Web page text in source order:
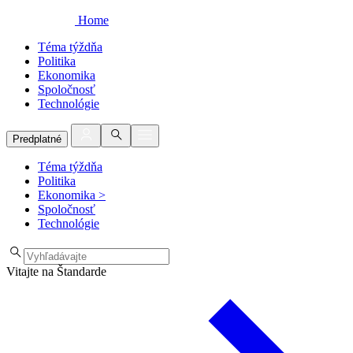
Home
Téma týždňa
Politika
Ekonomika
Spoločnosť
Technológie
Predplatné
Téma týždňa
Politika
Ekonomika >
Spoločnosť
Technológie
Vitajte na Štandarde